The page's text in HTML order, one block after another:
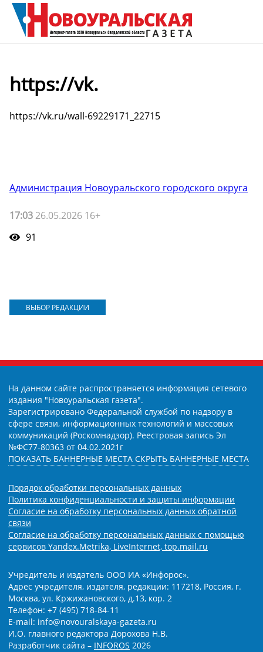
https://vk.
https://vk.ru/wall-69229171_22715
Администрация Новоуральского городского округа
17:03 26.05.2026 16+
91
ВЫБОР РЕДАКЦИИ
На данном сайте распространяется информация сетевого
издания "Новоуральская газета".
Зарегистрировано Федеральной службой по надзору в
сфере связи, информационных технологий и массовых
коммуникаций (Роскомнадзор). Реестровая запись Эл
№ФС77-80363 от 04.02.2021г
ПОКАЗАТЬ БАННЕРНЫЕ МЕСТА СКРЫТЬ БАННЕРНЫЕ МЕСТА
Порядок обработки персональных данных
Политика конфиденциальности и защиты информации
Согласие на обработку персональных данных обратной
связи
Согласие на обработку персональных данных с помощью
сервисов Yandex.Metrika, LiveInternet, top.mail.ru
Учредитель и издатель ООО ИА «Инфорос».
Адрес учредителя, издателя, редакции: 117218, Россия, г.
Москва, ул. Кржижановского, д.13, кор. 2
Телефон: +7 (495) 718-84-11
E-mail: info@novouralskaya-gazeta.ru
И.О. главного редактора Дорохова Н.В.
Разработчик сайта – INFOROS 2026